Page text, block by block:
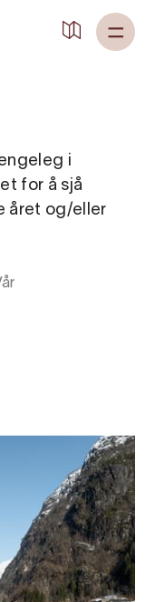
i
for å sjå
året og/eller